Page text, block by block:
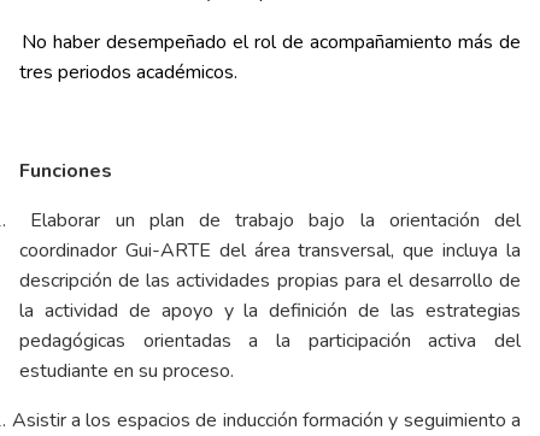
No haber desempeñado el rol de acompañamiento más de
tres periodos académicos.
Funciones
Elaborar un plan de trabajo bajo la orientación del
coordinador Gui-ARTE del área transversal, que incluya la
descripción de las actividades propias para el desarrollo de
la actividad de apoyo y la definición de las estrategias
pedagógicas orientadas a la participación activa del
estudiante en su proceso.
Asistir a los espacios de inducción formación y seguimiento a